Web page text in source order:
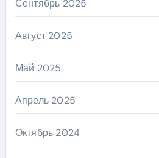
Сентябрь 2025
Август 2025
Май 2025
Апрель 2025
Октябрь 2024